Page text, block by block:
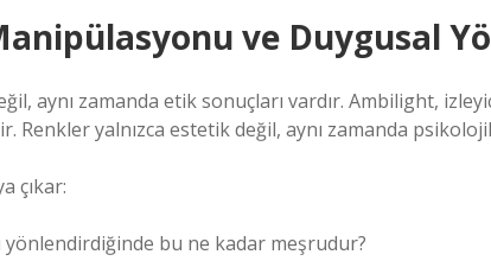
ve Duygusal
aynı zamanda etik sonuçları vardır. Ambilight,
Renkler yalnızca estetik değil, aynı zamanda
çıkar:
yönlendirdiğinde bu ne kadar meşrudur?